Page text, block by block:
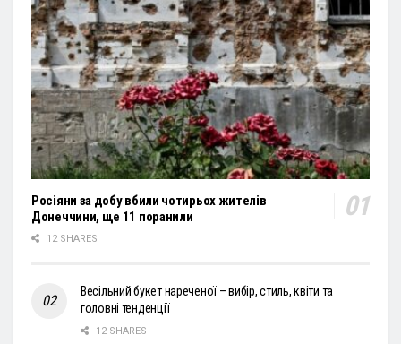
Росіяни за добу вбили чотирьох жителів
Донеччини, ще 11 поранили
12 SHARES
Весільний букет нареченої – вибір, стиль, квіти та
головні тенденції
12 SHARES